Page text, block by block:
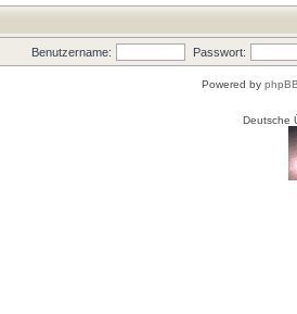
Benutzername: Passwort:
Powered by
Deutsche